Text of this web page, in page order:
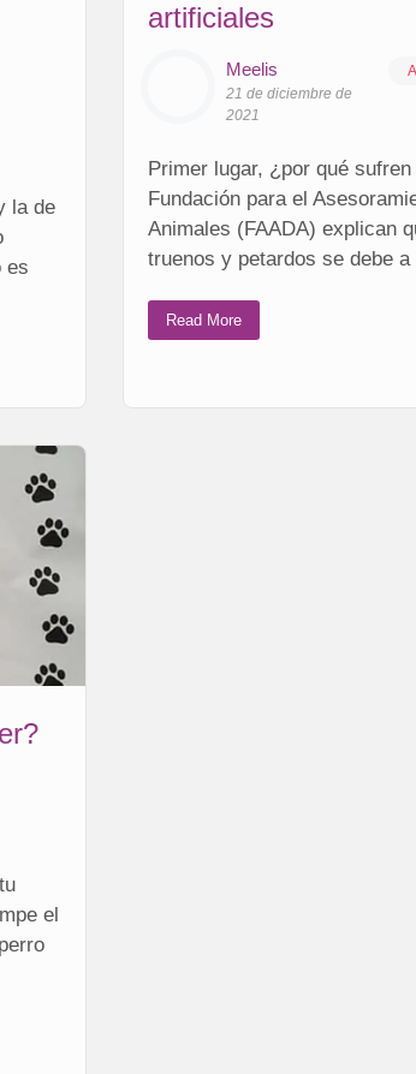
la de
es
artificiales
Meelis
21 de diciembre de
2021
Primer lugar, ¿por qué
Fundación para el
Animales (FAADA) explican
truenos y petardos se debe
Read More
el